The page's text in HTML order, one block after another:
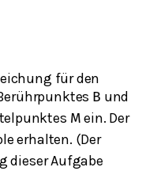
für den
B und
M ein. Der
erhalten. (Der
dieser Aufgabe